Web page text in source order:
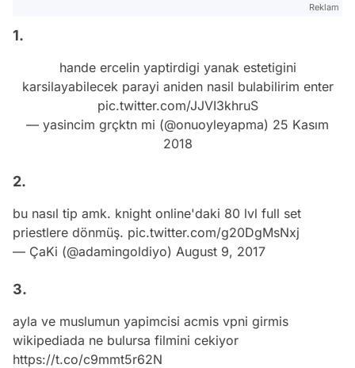
Reklam
1.
hande ercelin yaptirdigi yanak estetigini
karsilayabilecek parayi aniden nasil bulabilirim enter
pic.twitter.com/JJVI3khruS
— yasincim grçktn mi (@onuoyleyapma) 25 Kasım
2018
2.
bu nasıl tip amk. knight online'daki 80 lvl full set
priestlere dönmüş. pic.twitter.com/g20DgMsNxj
— ÇaKi (@adamingoldiyo) August 9, 2017
3.
ayla ve muslumun yapimcisi acmis vpni girmis
wikipediada ne bulursa filmini cekiyor
https://t.co/c9mmt5r62N